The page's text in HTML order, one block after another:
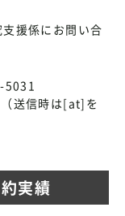
援係にお問い合
送信時は[at]を
実績